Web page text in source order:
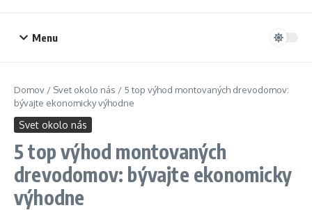
Menu
Domov / Svet okolo nás / 5 top výhod montovaných drevodomov:
bývajte ekonomicky výhodne
Svet okolo nás
5 top výhod montovaných
drevodomov: bývajte ekonomicky
výhodne